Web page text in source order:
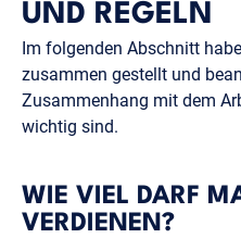
UND REGELN
Im folgenden Abschnitt
zusammen gestellt und
Zusammenhang mit dem
wichtig sind.
WIE VIEL DARF
VERDIENEN?